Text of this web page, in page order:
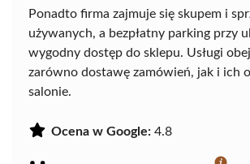
Ponadto firma zajmuje się skupem i
używanych, a bezpłatny parking przy
wygodny dostęp do sklepu. Usługi
zarówno dostawę zamówień, jak i ich
salonie.
Ocena w Google: 4.8